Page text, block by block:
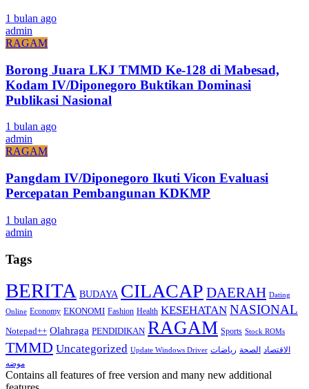
1 bulan ago
admin
RAGAM
Borong Juara LKJ TMMD Ke-128 di Mabesad,
Kodam IV/Diponegoro Buktikan Dominasi
Publikasi Nasional
1 bulan ago
admin
RAGAM
Pangdam IV/Diponegoro Ikuti Vicon Evaluasi
Percepatan Pembangunan KDKMP
1 bulan ago
admin
Tags
BERITA BUDAYA CILACAP DAERAH Dating
Online Economy EKONOMI Fashion Health KESEHATAN NASIONAL
Notepad++ Olahraga PENDIDIKAN RAGAM Sports Stock ROMs
TMMD Uncategorized Update Windows Driver الاقتصاد الصحة رياضات
موضه
Contains all features of free version and many new additional